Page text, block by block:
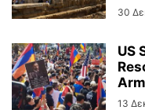
30
US
13